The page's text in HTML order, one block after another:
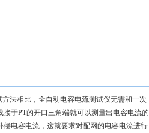
法相比，全自动电容电流测试仪无需和一次
于PT的开口三角端就可以测量出电容电流的
电容电流，这就要求对配网的电容电流进行